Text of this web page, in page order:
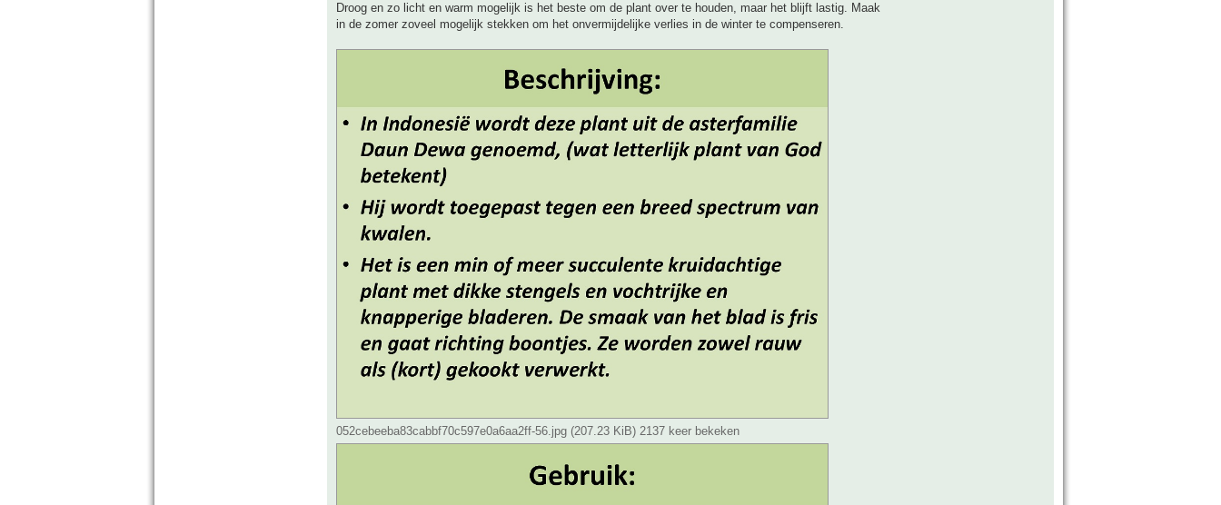
Droog en zo licht en warm mogelijk is het beste om de plant over te houden, maar het blijft lastig. Maak
in de zomer zoveel mogelijk stekken om het onvermijdelijke verlies in de winter te compenseren.
052cebeeba83cabbf70c597e0a6aa2ff-56.jpg (207.23 KiB) 2137 keer bekeken